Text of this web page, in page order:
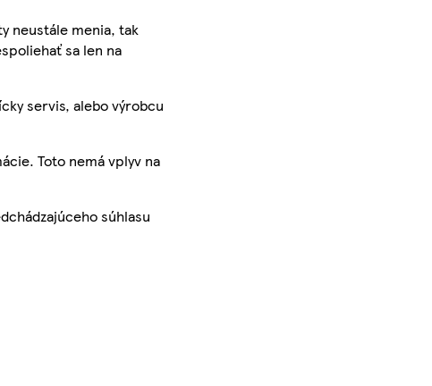
neustále menia, tak
sa len na
servis, alebo výrobcu
Toto nemá vplyv na
súhlasu